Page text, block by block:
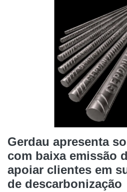
Gerdau apresenta
com baixa emissão
apoiar clientes em
de descarbonização